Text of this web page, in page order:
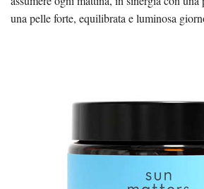
una pelle forte, equilibrata e luminosa